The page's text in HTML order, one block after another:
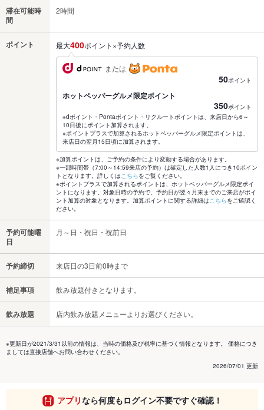
滞在可能時
間
2時間
ポイント 最大400ポイント×予約人数
または
50ポイント
ホットペッパーグルメ限定ポイント
350ポイント
※dポイント・Pontaポイント・リクルートポイントは、来店日から6～
10日後にポイント加算されます。
※ポイントプラスで加算されるホットペッパーグルメ限定ポイントは、
来店日の翌月15日頃に加算されます。
※加算ポイントは、ご予約の条件により変動する場合があります。
※一部時間帯（7:00～14:59来店の予約）は確定した人数1人につき10ポイン
トとなります。詳しくはこちらをご覧ください。
※ポイントプラスで加算されるポイントは、ホットペッパーグルメ限定ポイ
ントになります。対象日時の予約で、予約日が翌々月末までのご来店がポイ
ント加算の対象となります。加算ポイントに関する詳細はこちらをご確認く
ださい。
予約可能曜
日
月～日・祝日・祝前日
予約締切 来店日の3日前0時まで
補足事項 飲み放題付きとなります。
飲み放題 店内飲み放題メニューよりお選びください。
※更新日が2021/3/31以前の情報は、当時の価格及び税率に基づく情報となります。 価格につき
ましては直接店舗へお問い合わせください。
2026/07/01 更新
アプリなら何度もログイン不要ですぐ確認！